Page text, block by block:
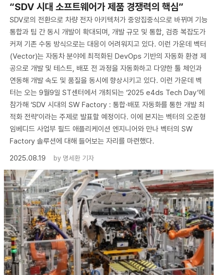
“SDV 시대 소프트웨어가 제품 경쟁력의 핵심”
SDV로의 전환으로 차량 전자 아키텍처가 중앙집중식으로 바뀌며 기능
통합과 팀 간 동시 개발이 확대되며, 개발 규모 및 통합, 검증 복잡도가
커져 기존 수동 방식으로는 대응이 어려워지고 있다. 이런 가운데 벡터
(Vector)는 자동차 분야에 최적화된 DevOps 기반의 자동화 환경 제
공으로 개발 및 테스트, 배포 전 과정을 자동화하고 다양한 툴 체인과
연동해 개발 속도 및 품질을 동시에 향상시키고 있다. 이런 가운데 벡
터는 오는 9월9일 ST센터에서 개최되는 ‘2025 e4ds Tech Day’에
참가해 ‘SDV 시대의 SW Factory : 통합·배포 자동화를 통한 개발 최
적화 전략’이라는 주제로 발표할 예정이다. 이에 본지는 벡터의 오준형
임베디드 사업부 필드 애플리케이션 엔지니어와 만나 벡터의 SW
Factory 솔루션에 대해 들어보는 자리를 마련했다.
2025.08.19
by 명세환 기자